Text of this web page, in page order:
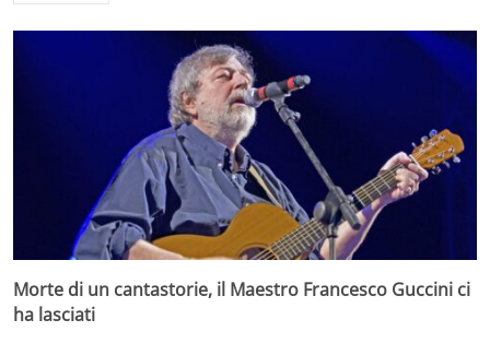
Morte di un cantastorie, il Maestro Francesco Guccini ci
ha lasciati